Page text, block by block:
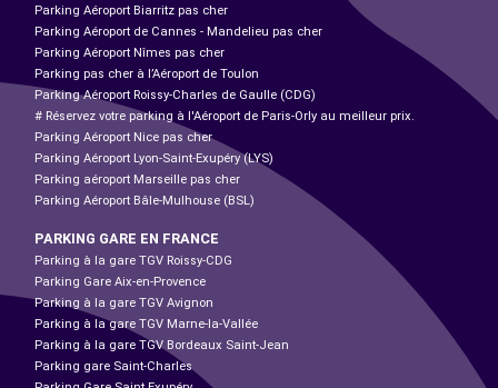
Parking Aéroport Biarritz pas cher
Parking Aéroport de Cannes - Mandelieu pas cher
Parking Aéroport Nîmes pas cher
Parking pas cher à l’Aéroport de Toulon
Parking Aéroport Roissy-Charles de Gaulle (CDG)
# Réservez votre parking à l'Aéroport de Paris-Orly au meilleur prix.
Parking Aéroport Nice pas cher
Parking Aéroport Lyon-Saint-Exupéry (LYS)
Parking aéroport Marseille pas cher
Parking Aéroport Bâle-Mulhouse (BSL)
PARKING GARE EN FRANCE
Parking à la gare TGV Roissy-CDG
Parking Gare Aix-en-Provence
Parking à la gare TGV Avignon
Parking à la gare TGV Marne-la-Vallée
Parking à la gare TGV Bordeaux Saint-Jean
Parking gare Saint-Charles